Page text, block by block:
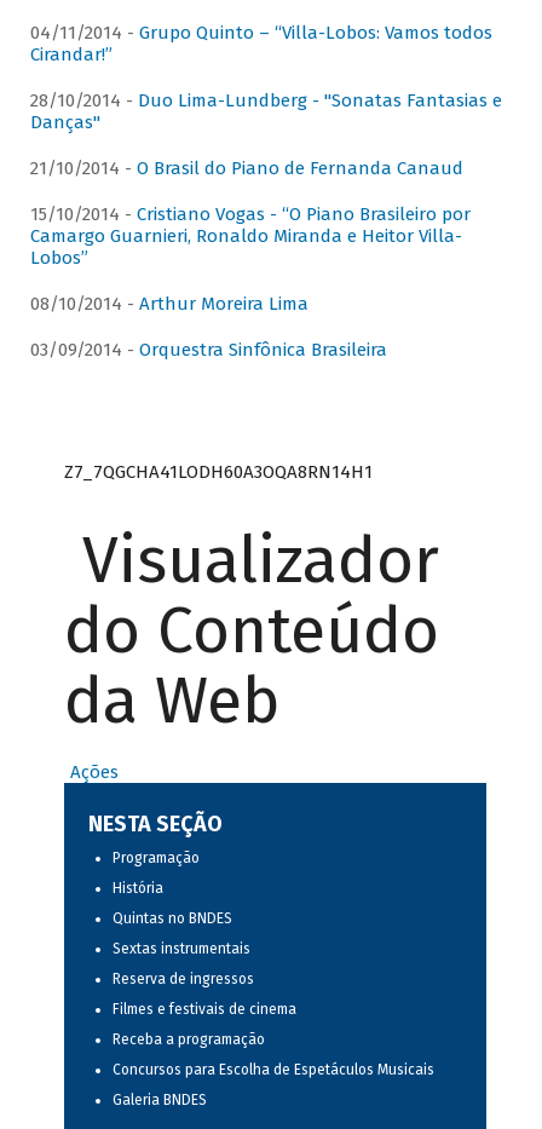
04/11/2014 - Grupo Quinto – “Villa-Lobos: Vamos todos
Cirandar!”
28/10/2014 - Duo Lima-Lundberg - "Sonatas Fantasias e
Danças"
21/10/2014 - O Brasil do Piano de Fernanda Canaud
15/10/2014 - Cristiano Vogas - “O Piano Brasileiro por
Camargo Guarnieri, Ronaldo Miranda e Heitor Villa-
Lobos”
08/10/2014 - Arthur Moreira Lima
03/09/2014 - Orquestra Sinfônica Brasileira
Z7_7QGCHA41LODH60A3OQA8RN14H1
Visualizador
do Conteúdo
da Web
Ações
NESTA SEÇÃO
Programação
História
Quintas no BNDES
Sextas instrumentais
Reserva de ingressos
Filmes e festivais de cinema
Receba a programação
Concursos para Escolha de Espetáculos Musicais
Galeria BNDES